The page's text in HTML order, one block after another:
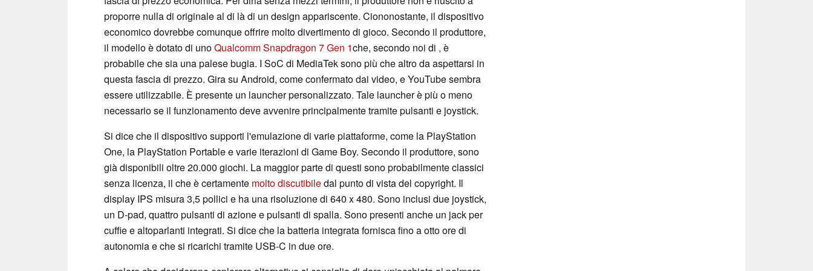
proporre nulla di originale al di là di un design appariscente. Ciononostante, il dispositivo
economico dovrebbe comunque offrire molto divertimento di gioco. Secondo il produttore,
il modello è dotato di unoQualcomm Snapdragon 7 Gen 1che, secondo noi di , è
probabile che sia una palese bugia. I SoC di MediaTek sono più che altro da aspettarsi in
questa fascia di prezzo. Gira su Android, come confermato dai video, e YouTube sembra
essere utilizzabile. È presente un launcher personalizzato. Tale launcher è più o meno
necessario se il funzionamento deve avvenire principalmente tramite pulsanti e joystick.
Si dice che il dispositivo supporti l'emulazione di varie piattaforme, come la PlayStation
One, la PlayStation Portable e varie iterazioni di Game Boy. Secondo il produttore, sono
già disponibili oltre 20.000 giochi. La maggior parte di questi sono probabilmente classici
senza licenza, il che è certamente molto discutibiledal punto di vista del copyright. Il
display IPS misura 3,5 pollici e ha una risoluzione di 640 x 480. Sono inclusi due joystick,
un D-pad, quattro pulsanti di azione e pulsanti di spalla. Sono presenti anche un jack per
cuffie e altoparlanti integrati. Si dice che la batteria integrata fornisca fino a otto ore di
autonomia e che si ricarichi tramite USB-C in due ore.